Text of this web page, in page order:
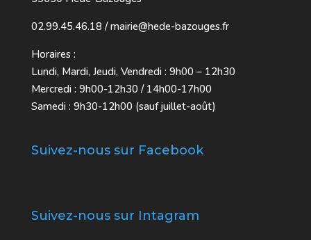
02.99.45.46.18 / mairie@hede-bazouges.fr
Horaires :
Lundi, Mardi, Jeudi, Vendredi : 9h00 – 12h30
Mercredi : 9h00-12h30 / 14h00-17h00
Samedi : 9h30-12h00 (sauf juillet-août)
Suivez-nous sur Facebook
Suivez-nous sur Intagram